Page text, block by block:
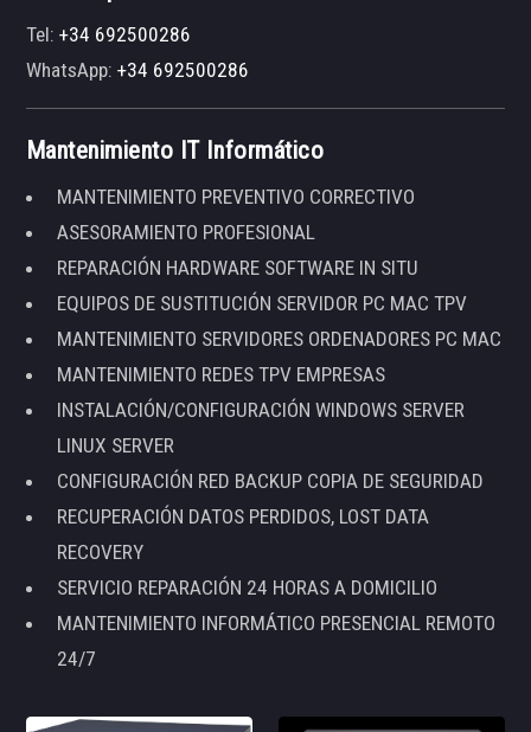
Tel:+34 692500286
WhatsApp:+34 692500286
Mantenimiento IT Informático
MANTENIMIENTO PREVENTIVO CORRECTIVO
ASESORAMIENTO PROFESIONAL
REPARACIÓN HARDWARE SOFTWARE IN SITU
EQUIPOS DE SUSTITUCIÓN SERVIDOR PC MAC TPV
MANTENIMIENTO SERVIDORES ORDENADORES PC MAC
MANTENIMIENTO REDES TPV EMPRESAS
INSTALACIÓN/CONFIGURACIÓN WINDOWS SERVER
LINUX SERVER
CONFIGURACIÓN RED BACKUP COPIA DE SEGURIDAD
RECUPERACIÓN DATOS PERDIDOS, LOST DATA
RECOVERY
SERVICIO REPARACIÓN 24 HORAS A DOMICILIO
MANTENIMIENTO INFORMÁTICO PRESENCIAL REMOTO
24/7